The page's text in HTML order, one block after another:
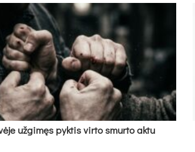
už­gi­męs pyk­tis vir­to smur­to ak­tu